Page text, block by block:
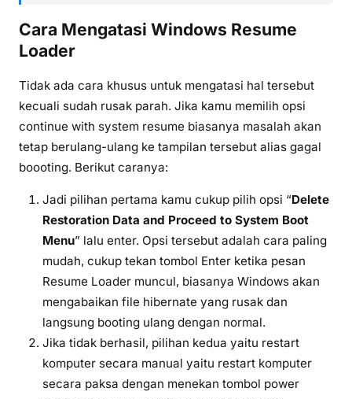
Cara Mengatasi Windows Resume
Loader
Tidak ada cara khusus untuk mengatasi hal tersebut
kecuali sudah rusak parah. Jika kamu memilih opsi
continue with system resume biasanya masalah akan
tetap berulang-ulang ke tampilan tersebut alias gagal
boooting. Berikut caranya:
Jadi pilihan pertama kamu cukup pilih opsi “Delete
Restoration Data and Proceed to System Boot
Menu” lalu enter. Opsi tersebut adalah cara paling
mudah, cukup tekan tombol Enter ketika pesan
Resume Loader muncul, biasanya Windows akan
mengabaikan file hibernate yang rusak dan
langsung booting ulang dengan normal.
Jika tidak berhasil, pilihan kedua yaitu restart
komputer secara manual yaitu restart komputer
secara paksa dengan menekan tombol power